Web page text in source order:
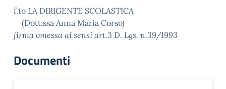
f.to LA DIRIGENTE SCOLASTICA
(Dott.ssa Anna Maria Corso)
firma omessa ai sensi art.3 D. Lgs. n.39/1993
Documenti